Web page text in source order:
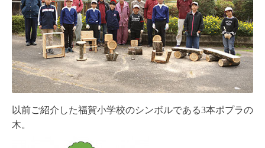
以前ご紹介した福賀小学校のシンボルである3本ポプラの
木。